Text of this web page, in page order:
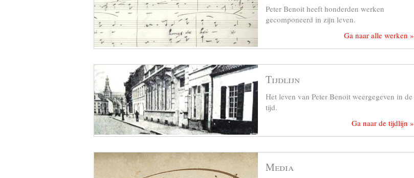
Peter Benoit heeft honderden werken
gecomponeerd in zijn leven.
Ga naar alle werken »
Tijdlijn
Het leven van Peter Benoit weergegeven in de
tijd.
Ga naar de tijdlijn »
Media